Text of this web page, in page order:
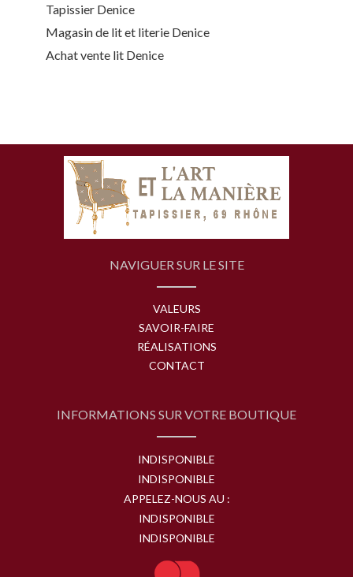
Tapissier Denice
Magasin de lit et literie Denice
Achat vente lit Denice
NAVIGUER SUR LE SITE
VALEURS
SAVOIR-FAIRE
RÉALISATIONS
CONTACT
INFORMATIONS SUR VOTRE BOUTIQUE
INDISPONIBLE
INDISPONIBLE
APPELEZ-NOUS AU :
INDISPONIBLE
INDISPONIBLE